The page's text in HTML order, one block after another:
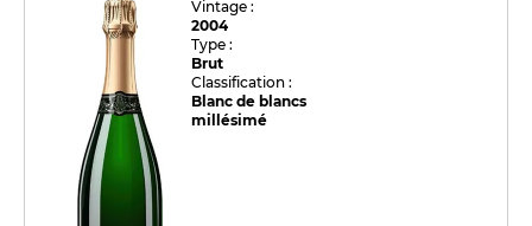
Vintage :
2004
Type :
Brut
Classification :
Blanc de blancs
millésimé